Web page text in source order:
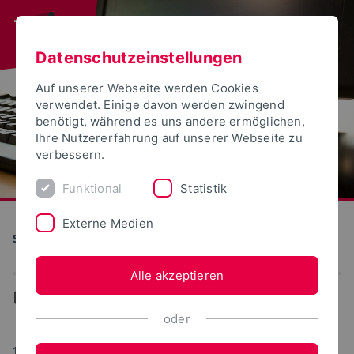
S(kim) - Service Kommunikation Information Medien
... Ereignisse-Termine
16.09.2024
Datenschutzeinstellungen
Auf unserer Webseite werden Cookies
verwendet. Einige davon werden zwingend
benötigt, während es uns andere ermöglichen,
Ihre Nutzererfahrung auf unserer Webseite zu
verbessern.
Funktional Statistik
Externe Medien
Alle akzeptieren
oder